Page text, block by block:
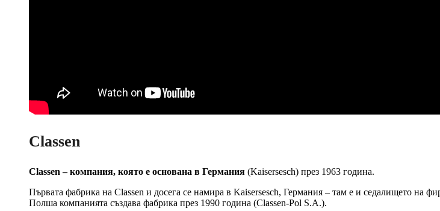
Classen
Classen – компания, която е основана в Германия(Kaisersesch) през 1963 година.
Първата фабрика на Classen и досега се намира в Kaisersesch, Германия – там е и седалището на
Полша компанията създава фабрика през 1990 година (Classen-Pol S.A.).